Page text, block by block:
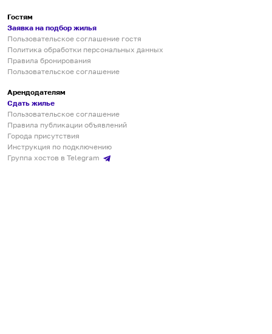
Гостям
Заявка на подбор жилья
Пользовательское соглашение гостя
Политика обработки персональных данных
Правила бронирования
Пользовательское соглашение
Арендодателям
Сдать жилье
Пользовательское соглашение
Правила публикации объявлений
Города присутствия
Инструкция по подключению
Группа хостов в Telegram